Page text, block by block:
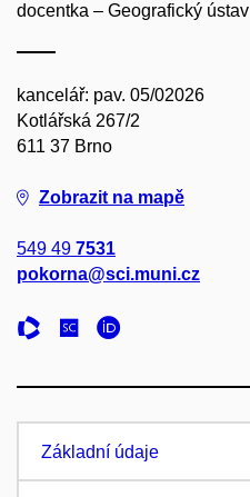
docentka – Geografický ústav
kancelář: pav. 05/02026
Kotlářská 267/2
611 37 Brno
Zobrazit na mapě
549 49 7531
pokorna@sci.muni.cz
Základní údaje